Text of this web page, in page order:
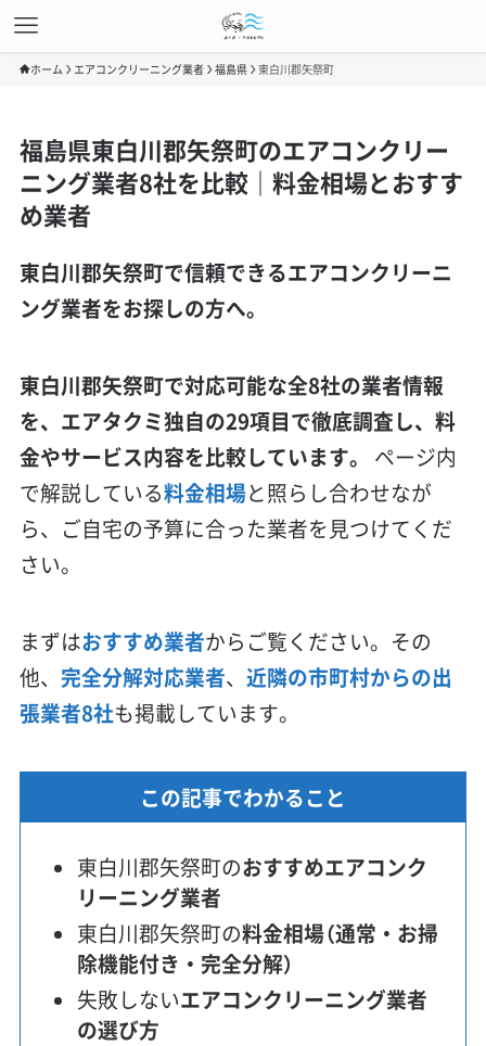
ホーム エアコンクリーニング業者 福島県 東白川郡矢祭町
福島県東白川郡矢祭町のエアコンクリー
ニング業者8社を比較｜料金相場とおすす
め業者
東白川郡矢祭町で信頼できるエアコンクリーニ
ング業者をお探しの方へ。
東白川郡矢祭町で対応可能な全8社の業者情報
を、エアタクミ独自の29項目で徹底調査し、料
金やサービス内容を比較しています。
ページ内
で解説している料金相場と照らし合わせなが
ら、ご自宅の予算に合った業者を見つけてくだ
さい。
まずはおすすめ業者からご覧ください。その
他、 完全分解対応業者、 近隣の市町村からの出
張業者8社も掲載しています。
この記事でわかること
東白川郡矢祭町のおすすめエアコンク
リーニング業者
東白川郡矢祭町の料金相場（通常・お掃
除機能付き・完全分解）
失敗しないエアコンクリーニング業者
の選び方